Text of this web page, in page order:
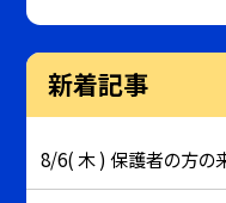
新着記事
8/6( 木 ) 保護者の方の